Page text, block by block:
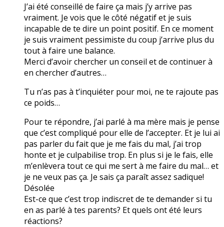
J’ai été conseillé de faire ça mais j’y arrive pas
vraiment. Je vois que le côté négatif et je suis
incapable de te dire un point positif. En ce moment
je suis vraiment pessimiste du coup j’arrive plus du
tout à faire une balance.
Merci d’avoir chercher un conseil et de continuer à
en chercher d’autres…
Tu n’as pas à t’inquiéter pour moi, ne te rajoute pas
ce poids…
Pour te répondre, j’ai parlé à ma mère mais je pense
que c’est compliqué pour elle de l’accepter. Et je lui ai
pas parler du fait que je me fais du mal, j’ai trop
honte et je culpabilise trop. En plus si je le fais, elle
m’enlèvera tout ce qui me sert à me faire du mal… et
je ne veux pas ça. Je sais ça paraît assez sadique!
Désolée
Est-ce que c’est trop indiscret de te demander si tu
en as parlé à tes parents? Et quels ont été leurs
réactions?